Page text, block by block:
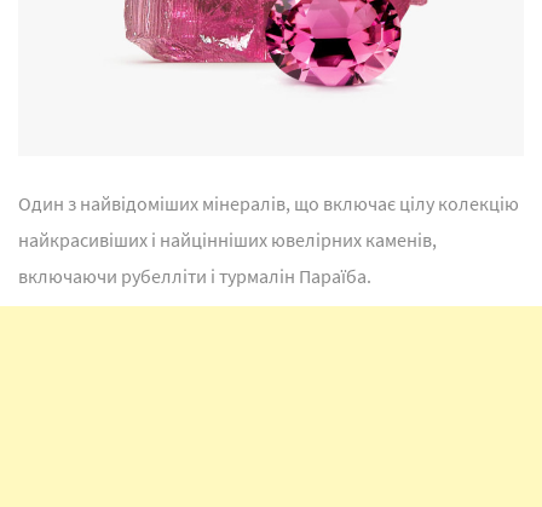
Один з найвідоміших мінералів, що включає цілу колекцію
найкрасивіших і найцінніших ювелірних каменів,
включаючи рубелліти і турмалін Параїба.